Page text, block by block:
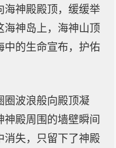
海神殿殿顶，缓缓举
海神岛上，海神山顶
中的生命宣布，护佑
圈波浪般向殿顶凝
殿周围的墙壁瞬间
消失，只留下了神殿